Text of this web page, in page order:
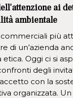
ai
ambientale
più
di un’azienda
etica. Oggi ci si
degli
con la
organizzata.